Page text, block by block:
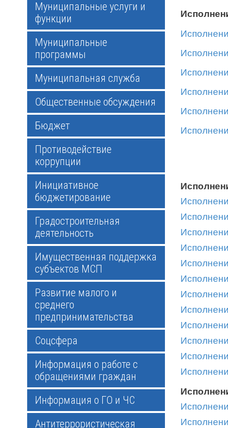
Муниципальные услуги и
функции
Муниципальные
программы
Муниципальная служба
Общественные обсуждения
Бюджет
Противодействие
коррупции
Инициативное
бюджетирование
Градостроительная
деятельность
Имущественная поддержка
субъектов МСП
Развитие малого и
среднего
предпринимательства
Соцсфера
Информация о работе с
обращениями граждан
Информация о ГО и ЧС
Антитеррористическая